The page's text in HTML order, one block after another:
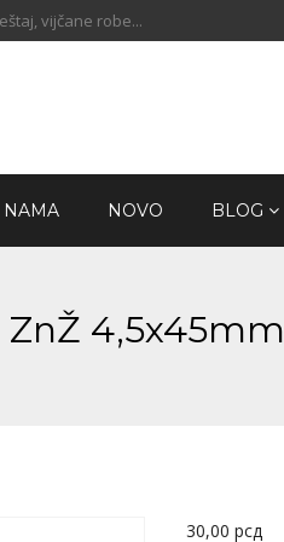
vijčane robe...
NAMA NOVO BLOG
ZnŽ 4,5x45mm
30,00 рсд